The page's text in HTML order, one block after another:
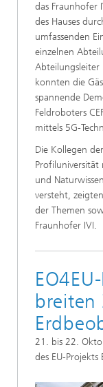
das Fraunhofer
des Hauses
umfassenden
einzelnen
Abteilungsleiter
konnten die
spannende
Feldroboters
mittels 5G-
Die Kollegen
und
versteht,
der Themen
Fraunhofer IVI.
breiten
21. bis 22.
des EU-Projekts